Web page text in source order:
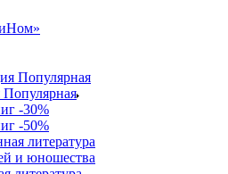
-30%
-50%
литература
и юношества